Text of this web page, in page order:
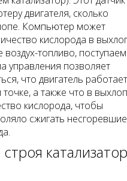
двигателя, сколько
Компьютер может
кислорода в
воздух-топливо,
управления позволяет
что двигатель
а также что в
кислорода, чтобы
сжигать несгоревшие